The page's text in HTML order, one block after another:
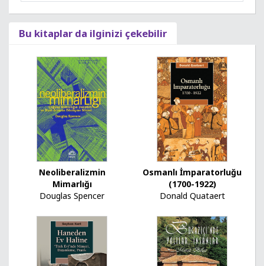
Bu kitaplar da ilginizi çekebilir
Neoliberalizmin
Mimarlığı
Douglas Spencer
Osmanlı İmparatorluğu
(1700-1922)
Donald Quataert